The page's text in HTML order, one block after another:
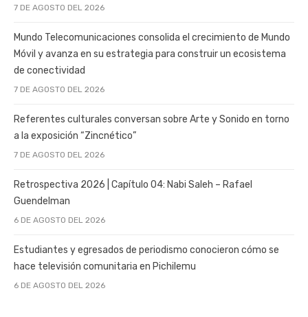
7 DE AGOSTO DEL 2026
Mundo Telecomunicaciones consolida el crecimiento de Mundo
Móvil y avanza en su estrategia para construir un ecosistema
de conectividad
7 DE AGOSTO DEL 2026
Referentes culturales conversan sobre Arte y Sonido en torno
a la exposición “Zincnético”
7 DE AGOSTO DEL 2026
Retrospectiva 2026 | Capítulo 04: Nabi Saleh – Rafael
Guendelman
6 DE AGOSTO DEL 2026
Estudiantes y egresados de periodismo conocieron cómo se
hace televisión comunitaria en Pichilemu
6 DE AGOSTO DEL 2026